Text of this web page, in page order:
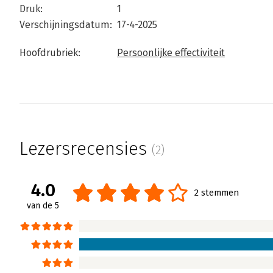
Druk:
1
Verschijningsdatum: 17-4-2025
Hoofdrubriek: Persoonlijke effectiviteit
Lezersrecensies (2)
4.0
van de 5
2 stemmen